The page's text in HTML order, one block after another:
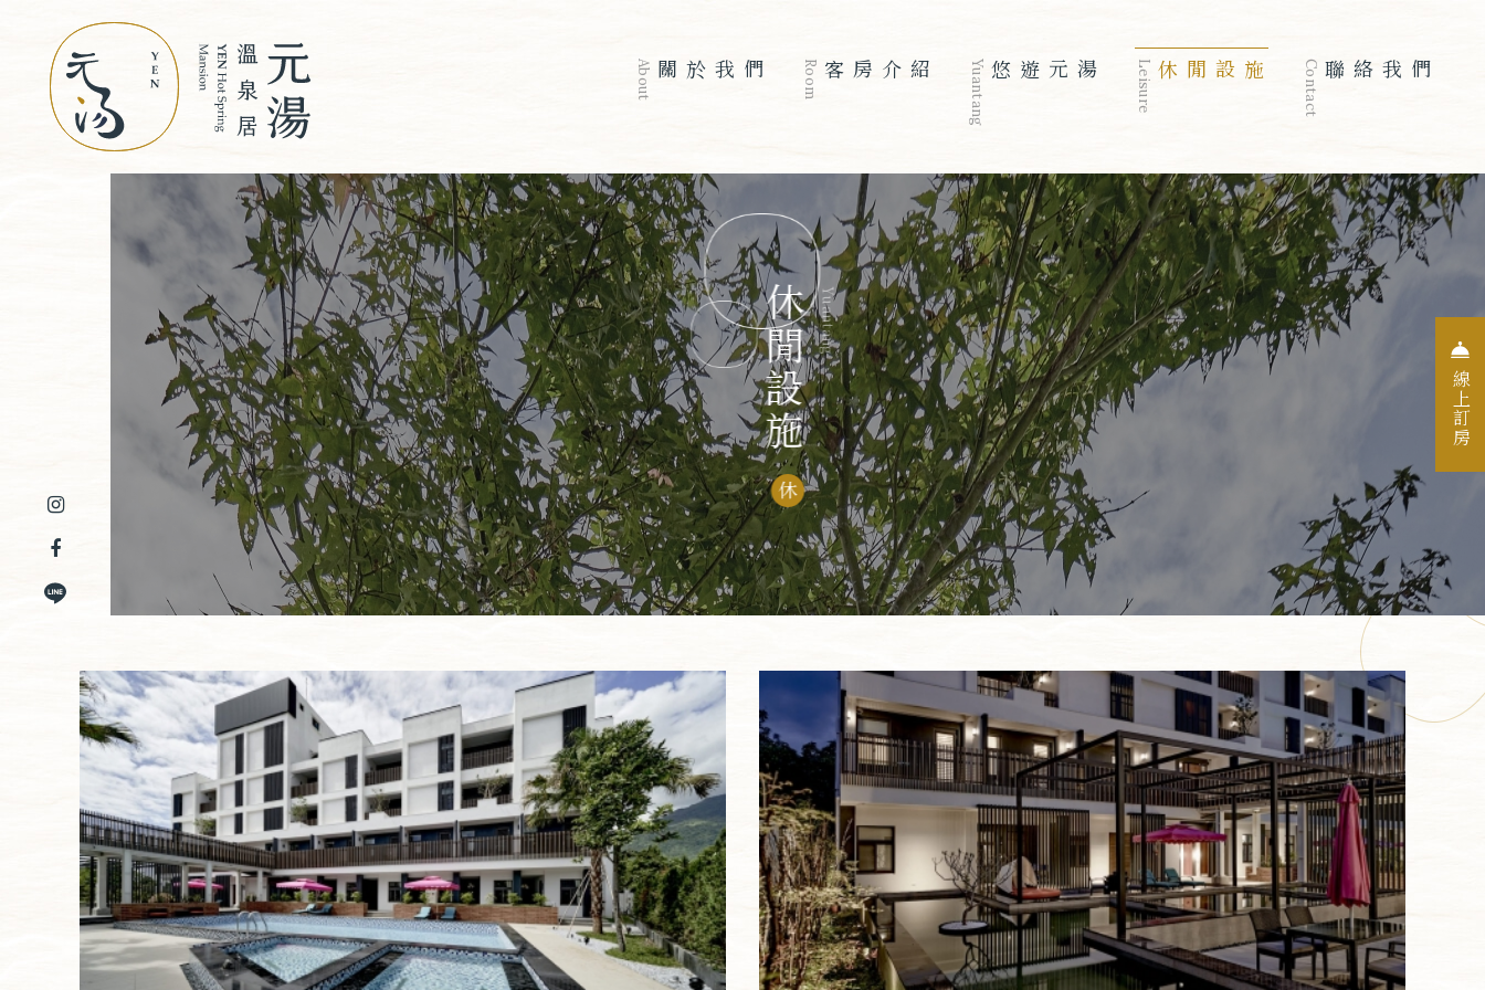
關於我們
About 客房介紹
Room 悠遊元湯
Yuantang 休閒設施
Leisure 聯絡我們
Contact
Yuantang
休閒設施
休
入住日期
07
2026
退房日期
08
人數
01
Guests
線上訂房